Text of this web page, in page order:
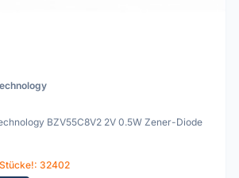
BZV55C8V2 2V 0.5W Zener-Diode
32402